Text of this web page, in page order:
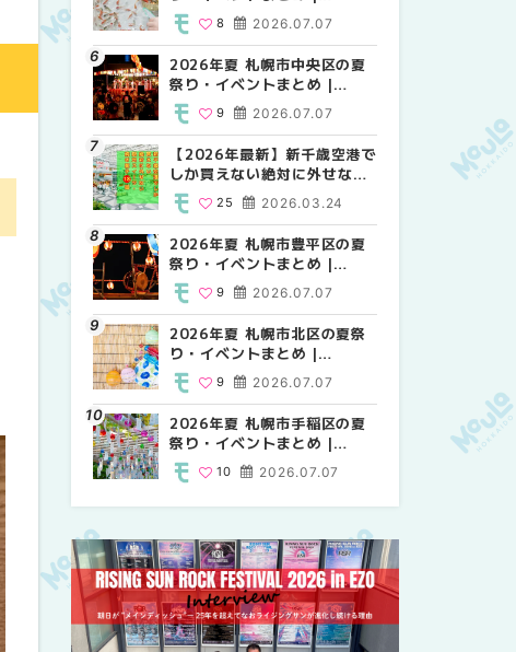
MouLa HOKKAIDO
2026.07.07
8
2026年夏 札幌市中央区の夏
祭り・イベントまとめ |
MouLa HOKKAIDO
2026.07.07
9
【2026年最新】新千歳空港で
しか買えない絶対に外せない
限定スイーツ・焼き菓子18選
| MouLa HOKKAIDO
2026.03.24
25
2026年夏 札幌市豊平区の夏
祭り・イベントまとめ |
MouLa HOKKAIDO
2026.07.07
9
2026年夏 札幌市北区の夏祭
り・イベントまとめ |
MouLa HOKKAIDO
2026.07.07
9
2026年夏 札幌市手稲区の夏
祭り・イベントまとめ |
MouLa HOKKAIDO
2026.07.07
10
9
2026年夏 札幌市清田区の夏
祭り・イベントまとめ |
6
2026年夏 札幌市南区の夏祭
り・イベントまとめ |
8
2026年夏 札幌市豊平区の夏
祭り・イベントまとめ |
9
2026年夏 札幌市中央区の夏
祭り・イベントまとめ |
9
2026年夏 恵庭市・千歳市の
夏祭り・イベントまとめ |
9
10
札幌の麻辣湯（マーラータ
ン）おすすめ専門店6選！本
徹底比較 | MouLa
HOKKAIDO
5
2026年夏 札幌市清田区の夏
祭り・イベントまとめ |
6
【2026年最新】新千歳空港で
しか買えない絶対に外せない
| MouLa HOKKAIDO
25
【新千歳空港】新カードラウ
ンジが開業。「SUPER
ラウンジアネックス）」をご
紹介！！ | MouLa
HOKKAIDO
18
2026年夏 札幌市豊平区の夏
祭り・イベントまとめ |
9